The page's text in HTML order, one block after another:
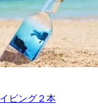
ビング２本